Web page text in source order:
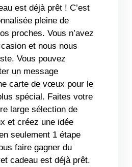
est déjà prêt ! C’est
pleine de
proches. Vous n’avez
et nous nous
Vous pouvez
un message
carte de vœux pour le
spécial. Faites votre
large sélection de
et créez une idée
seulement 1 étape
faire gagner du
cadeau est déjà prêt.